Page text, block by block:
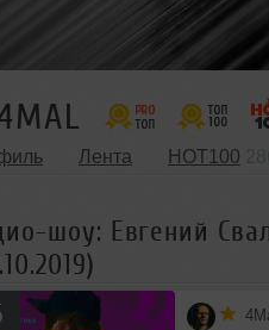
Лента HOT100
шоу: Евгений